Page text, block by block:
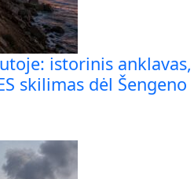
istorinis anklavas,
skilimas dėl Šengeno